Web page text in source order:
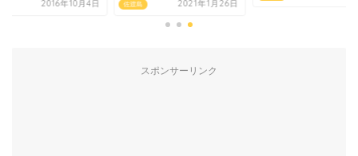
2016年10月4日 佐渡島 2021年1月26日
スポンサーリンク